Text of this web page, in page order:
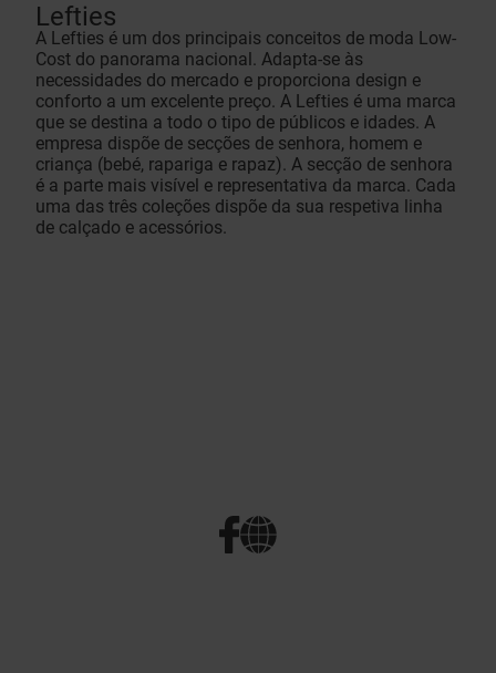
Lefties
A Lefties é um dos principais conceitos de moda Low-
Cost do panorama nacional. Adapta-se às
necessidades do mercado e proporciona design e
conforto a um excelente preço. A Lefties é uma marca
que se destina a todo o tipo de públicos e idades. A
empresa dispõe de secções de senhora, homem e
criança (bebé, rapariga e rapaz). A secção de senhora
é a parte mais visível e representativa da marca. Cada
uma das três coleções dispõe da sua respetiva linha
de calçado e acessórios.